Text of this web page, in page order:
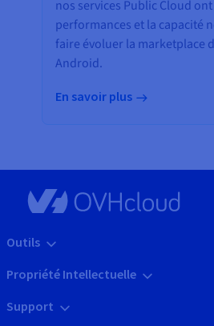
nos services Public Cloud
performances et la capacité
faire évoluer la marketplace
Android.
En savoir plus
Outils
Propriété Intellectuelle
Support